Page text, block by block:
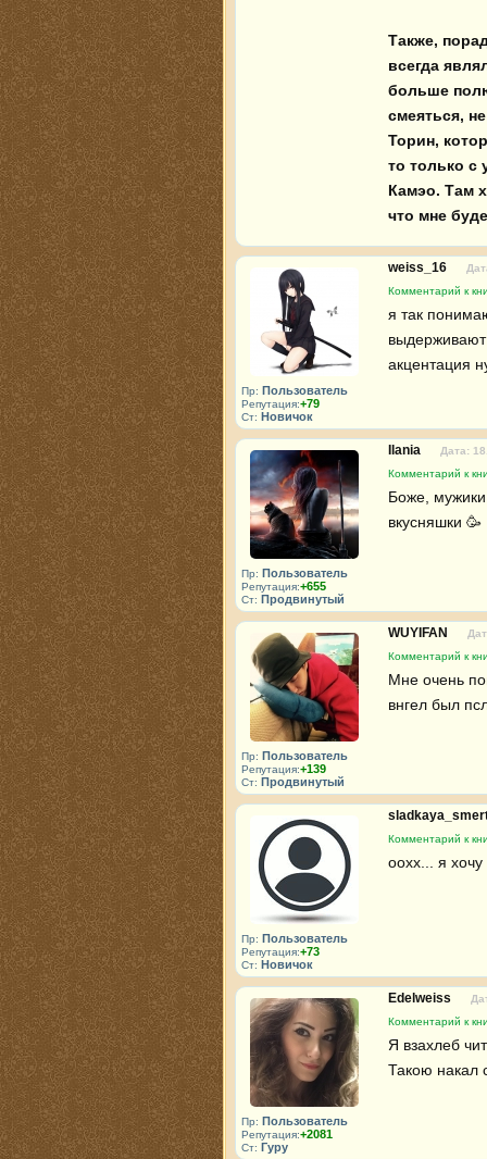
Также,
всегда
больше
смеяться,
Торин,
то только с
Камэо. Там
что мне
Пр: Пользователь
Репутация:+79
Ст: Новичок
weiss_16
Комментарий к
я так
выдерживают
акцентация
Пр: Пользователь
Репутация:+655
Ст: Продвинутый
Ilania
Дата:
Комментарий к
Боже,
вкусняшки 🥳
Пр: Пользователь
Репутация:+139
Ст: Продвинутый
WUYIFAN
Комментарий к
Мне очень
внгел был
Пр: Пользователь
Репутация:+73
Ст: Новичок
Комментарий к
оохх... я
Пр: Пользователь
Репутация:+2081
Ст: Гуру
Edelweiss
Комментарий к
Я взахлеб
Такою накал